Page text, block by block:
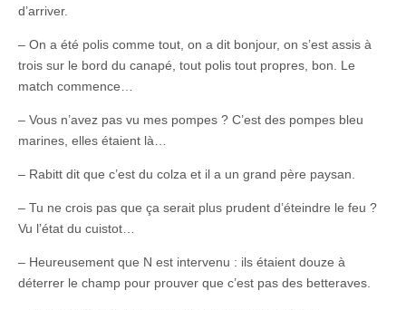
d’arriver.
– On a été polis comme tout, on a dit bonjour, on s’est assis à
trois sur le bord du canapé, tout polis tout propres, bon. Le
match commence…
– Vous n’avez pas vu mes pompes ? C’est des pompes bleu
marines, elles étaient là…
– Rabitt dit que c’est du colza et il a un grand père paysan.
– Tu ne crois pas que ça serait plus prudent d’éteindre le feu ?
Vu l’état du cuistot…
– Heureusement que N est intervenu : ils étaient douze à
déterrer le champ pour prouver que c’est pas des betteraves.